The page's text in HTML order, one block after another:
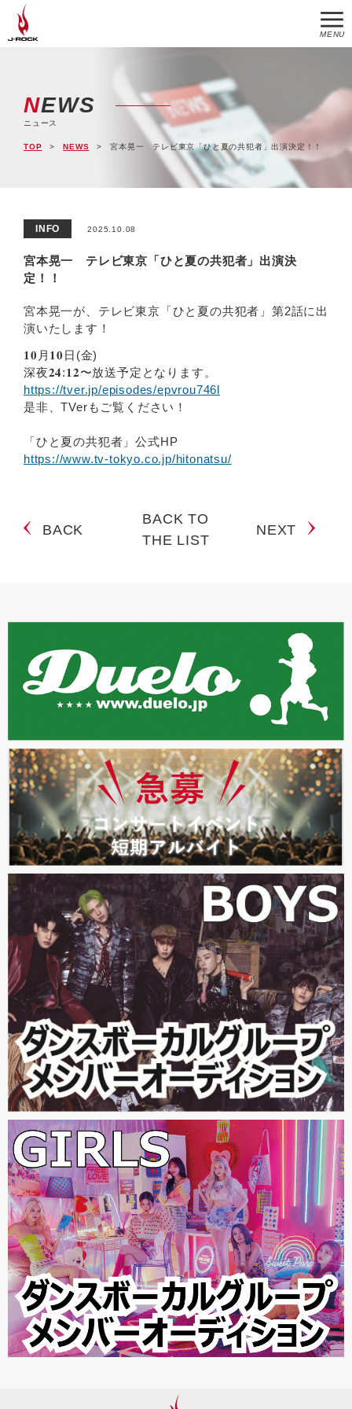
MENU
NEWS
ニュース
TOP NEWS 宮本晃一 テレビ東京「ひと夏の共犯者」出演決定！！
INFO 2025.10.08
宮本晃一 テレビ東京「ひと夏の共犯者」出演決
定！！
宮本晃一が、テレビ東京「ひと夏の共犯者」第2話に出
演いたします！
𝟏𝟎月𝟏𝟎日(金)
深夜𝟐𝟒:𝟏𝟐〜放送予定となります。
https://tver.jp/episodes/epvrou746l
是非、TVerもご覧ください！
「ひと夏の共犯者」公式HP
https://www.tv-tokyo.co.jp/hitonatsu/
BACK
BACK TO
THE LIST
NEXT